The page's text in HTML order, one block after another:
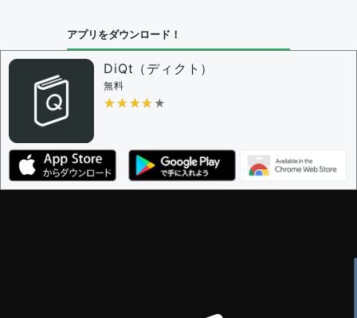
アプリをダウンロード！
DiQt（ディクト）
無料
★★★★★
★★★★★